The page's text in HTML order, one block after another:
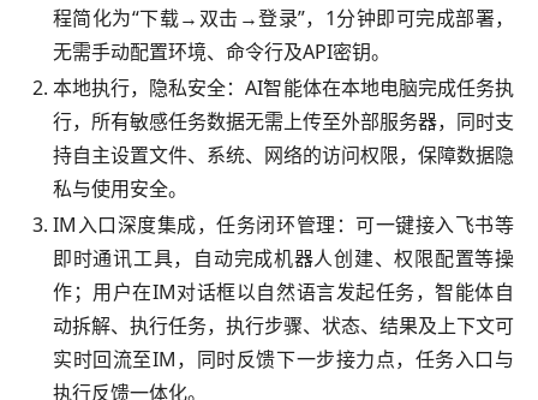
程简化为“下载→双击→登录”，1分钟即可完成部署，
无需手动配置环境、命令行及API密钥。
本地执行，隐私安全：AI智能体在本地电脑完成任务执
行，所有敏感任务数据无需上传至外部服务器，同时支
持自主设置文件、系统、网络的访问权限，保障数据隐
私与使用安全。
IM入口深度集成，任务闭环管理：可一键接入飞书等
即时通讯工具，自动完成机器人创建、权限配置等操
作；用户在IM对话框以自然语言发起任务，智能体自
动拆解、执行任务，执行步骤、状态、结果及上下文可
实时回流至IM，同时反馈下一步接力点，任务入口与
执行反馈一体化。